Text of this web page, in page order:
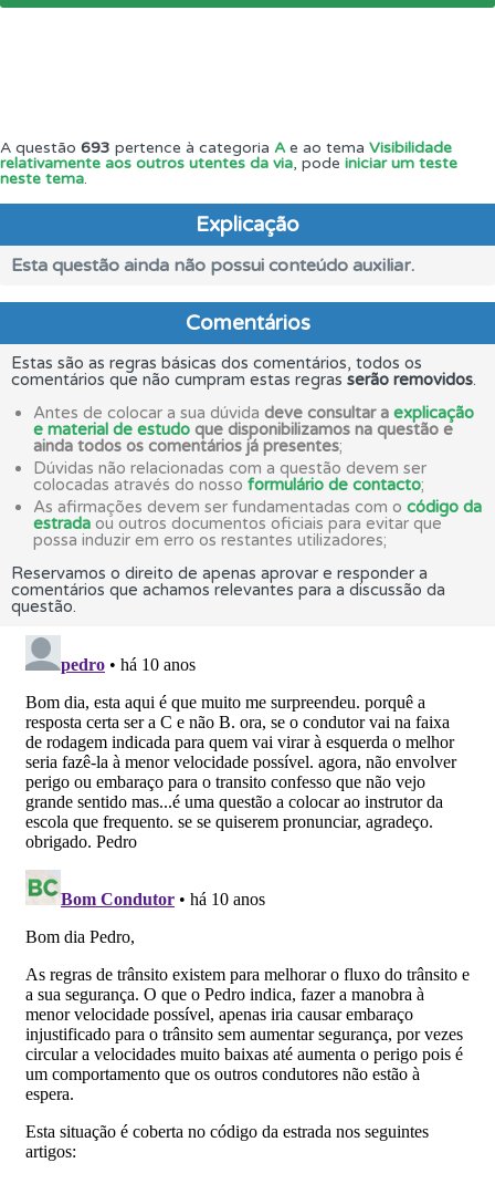
A questão 693 pertence à categoria Ae ao tema Visibilidade
relativamente aos outros utentes da via, pode iniciar um teste
neste tema.
Explicação
Esta questão ainda não possui conteúdo auxiliar.
Comentários
Estas são as regras básicas dos comentários, todos os
comentários que não cumpram estas regras serão removidos.
Antes de colocar a sua dúvida deve consultar a explicação
e material de estudo que disponibilizamos na questão e
ainda todos os comentários já presentes;
Dúvidas não relacionadas com a questão devem ser
colocadas através do nosso formulário de contacto;
As afirmações devem ser fundamentadas com o código da
estrada ou outros documentos oficiais para evitar que
possa induzir em erro os restantes utilizadores;
Reservamos o direito de apenas aprovar e responder a
comentários que achamos relevantes para a discussão da
questão.